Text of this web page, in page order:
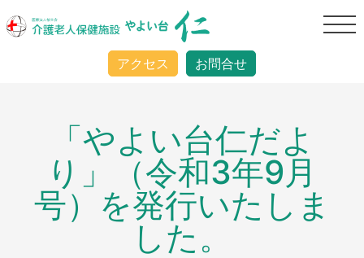
アクセス お問合せ
「やよい台仁だよ
り」（令和3年9月
号）を発行いたしま
した。